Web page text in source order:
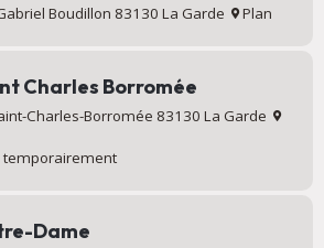
Boudillon 83130 La Garde Plan
Charles Borromée
Charles-Borromée 83130 La Garde
temporairement
Dame